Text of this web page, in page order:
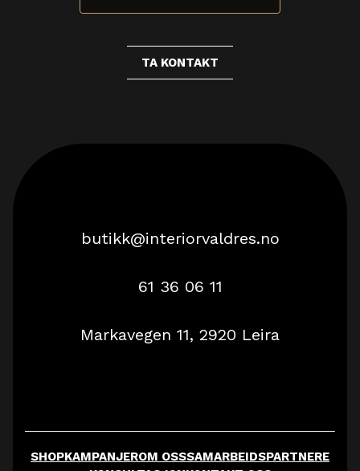
TA KONTAKT
butikk@interiorvaldres.no
61 36 06 11
Markavegen 11, 2920 Leira
SHOPKAMPANJEROM OSSSAMARBEIDSPARTNERE